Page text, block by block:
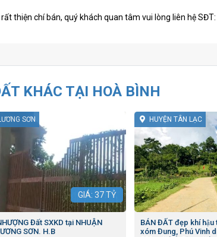
thiện chí bán, quý khách quan tâm vui lòng liên hệ SĐT:
KHÁC TẠI HOÀ BÌNH
SƠN
GIÁ: 37TỶ
Đất SXKD tại NHUẬN
SƠN. H.B
HUYỆN TÂN LẠC
BÁN ĐẤT đẹp khí
xóm Đung, Phú Vinh